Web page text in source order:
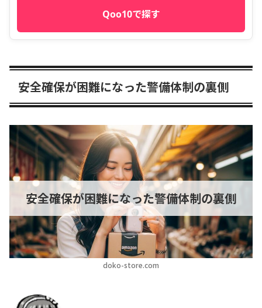
Qoo10で探す
安全確保が困難になった警備体制の裏側
doko-store.com
安全確保が困難になった警備体制の裏側